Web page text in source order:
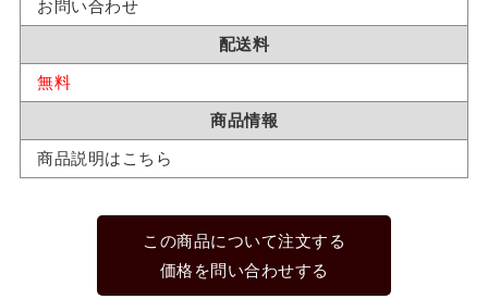
お問い合わせ
配送料
無料
商品情報
商品説明はこちら
この商品について注文する
価格を問い合わせする